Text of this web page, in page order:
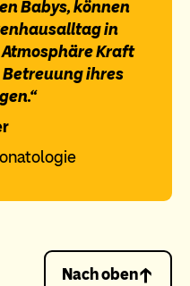
Babys, können
in
Kraft
ihres
Nach oben